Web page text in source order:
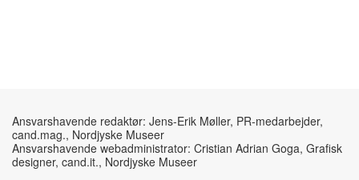
Ansvarshavende redaktør: Jens-Erik Møller, PR-medarbejder,
cand.mag., Nordjyske Museer
Ansvarshavende webadministrator: Cristian Adrian Goga, Grafisk
designer, cand.it., Nordjyske Museer